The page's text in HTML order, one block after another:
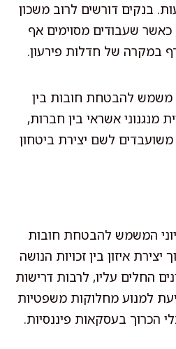
בנקים דורשים לרוב משכון
שעבודים מסוימים אף
במקרה של חדלות פירעון.
משמש להבטחת חובות בין
מנגנוני אשראי בין חברות,
לשם יצירת ביטחון
המשמש להבטחת חובות
יצירת איזון בין זכויות הנושה
החלים עליו, לרבות דרישות
למנוע מחלוקות משפטיות
הכרוך בעסקאות פיננסיות.